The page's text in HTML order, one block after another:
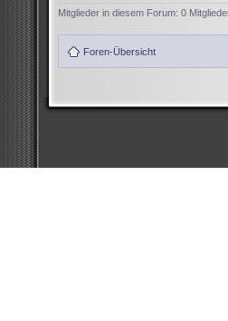
Mitglieder in diesem Forum: 0
Foren-Übersicht